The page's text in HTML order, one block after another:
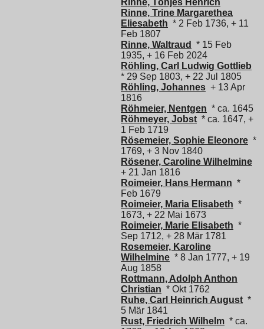
Rinne, Trine Margarethea
Eliesabeth * 2 Feb 1736, + 11
Feb 1807
Rinne, Waltraud
* 15 Feb
1935, + 16 Feb 2024
Röhling, Carl Ludwig Gottlieb
* 29 Sep 1803, + 22 Jul 1805
Röhling, Johannes + 13 Apr
1816
Röhmeier, Nentgen * ca. 1645
Röhmeyer, Jobst * ca. 1647, +
1 Feb 1719
Rösemeier, Sophie Eleonore *
1769, + 3 Nov 1840
Rösener, Caroline Wilhelmine
+ 21 Jan 1816
Roimeier, Hans Hermann *
Feb 1679
Roimeier, Maria Elisabeth *
1673, + 22 Mai 1673
Roimeier, Marie Elisabeth *
Sep 1712, + 28 Mär 1781
Rosemeier, Karoline
Wilhelmine * 8 Jan 1777, + 19
Aug 1858
Rottmann, Adolph Anthon
Christian * Okt 1762
Ruhe, Carl Heinrich August *
5 Mär 1841
Rust, Friedrich Wilhelm * ca.